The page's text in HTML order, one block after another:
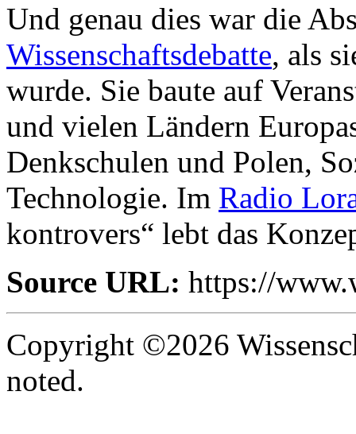
Und genau dies war die
Wissenschaftsdebatte, als
wurde. Sie baute auf
und vielen Ländern
Denkschulen und Polen,
Technologie. Im Radio
kontrovers“ lebt das
Source URL: https://
Copyright ©2026
noted.